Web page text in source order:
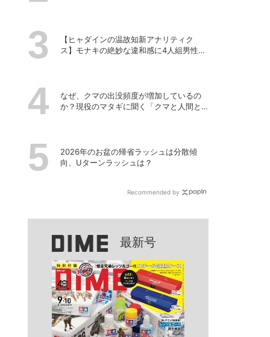
【ヒャダインの温故知新アナリティク
ス】モナキの絶妙な違和感に4人組男性グ
なぜ、クマの出没頻度が増加しているの
か？現役のマタギに聞く「クマと人間と
2026年のお盆の帰省ラッシュは分散傾
向、Uターンラッシュは？
Recommended by
最新号